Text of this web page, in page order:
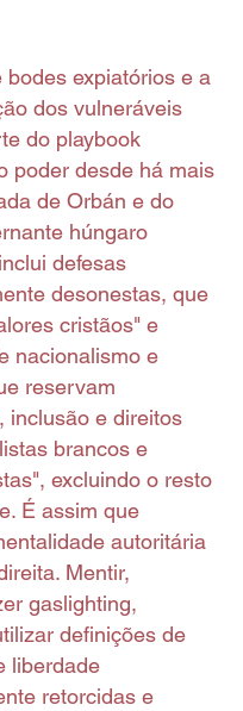
bodes expiatórios e a
dos vulneráveis
do playbook
poder desde há mais
de Orbán e do
húngaro
defesas
desonestas, que
cristãos" e
nacionalismo e
reservam
inclusão e direitos
brancos e
excluindo o resto
É assim que
autoritária
Mentir,
gaslighting,
definições de
liberdade
retorcidas e